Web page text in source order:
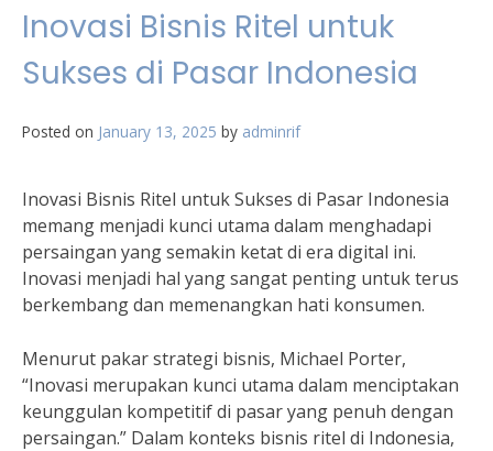
Inovasi Bisnis Ritel untuk
Sukses di Pasar Indonesia
Posted on January 13, 2025 by adminrif
Inovasi Bisnis Ritel untuk Sukses di Pasar Indonesia
memang menjadi kunci utama dalam menghadapi
persaingan yang semakin ketat di era digital ini.
Inovasi menjadi hal yang sangat penting untuk terus
berkembang dan memenangkan hati konsumen.
Menurut pakar strategi bisnis, Michael Porter,
“Inovasi merupakan kunci utama dalam menciptakan
keunggulan kompetitif di pasar yang penuh dengan
persaingan.” Dalam konteks bisnis ritel di Indonesia,